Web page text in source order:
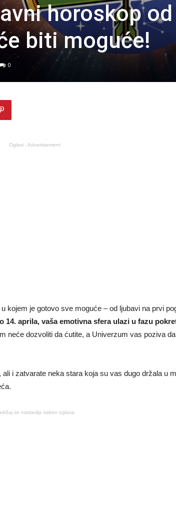
horoskop
biti moguće!
0
Oglasi - Advertisement
kojem je gotovo sve moguće – od ljubavi na prvi
14. aprila, vaša emotivna sfera ulazi u fazu
neće dozvoliti da ćutite, a Univerzum vas poziva
ali i zatvarate neka stara koja su vas dugo držala u
se nastavlja nakon oglasa